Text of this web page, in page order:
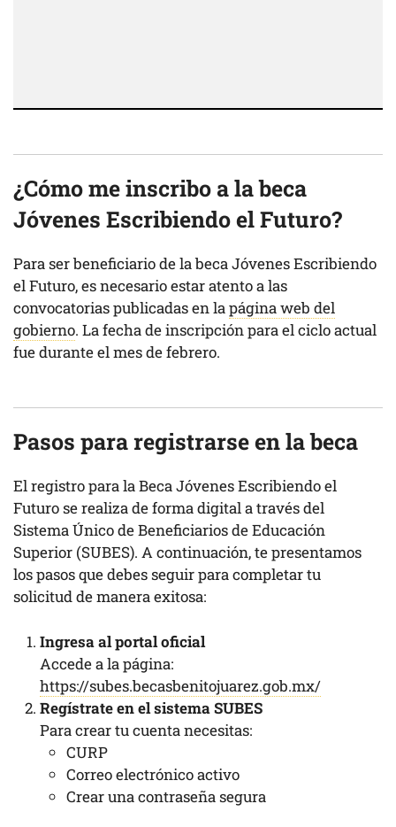
¿Cómo me inscribo a la beca
Jóvenes Escribiendo el Futuro?
Para ser beneficiario de la beca Jóvenes Escribiendo
el Futuro, es necesario estar atento a las
convocatorias publicadas en lapágina web del
gobierno. La fecha de inscripción para el ciclo actual
fue durante el mes de febrero.
Pasos para registrarse en la beca
El registro para la Beca Jóvenes Escribiendo el
Futuro se realiza de forma digital a través del
Sistema Único de Beneficiarios de Educación
Superior (SUBES). A continuación, te presentamos
los pasos que debes seguir para completar tu
solicitud de manera exitosa:
Ingresa al portal oficial
Accede a la página:
https://subes.becasbenitojuarez.gob.mx/
Regístrate en el sistema SUBES
Para crear tu cuenta necesitas:
CURP
Correo electrónico activo
Crear una contraseña segura